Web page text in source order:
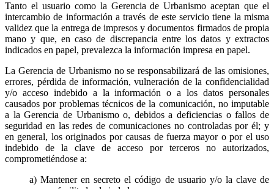
Tanto el usuario como la Gerencia de Urbanismo aceptan que el
intercambio de información a través de este servicio tiene la misma
validez que la entrega de impresos y documentos firmados de propia
mano y que, en caso de discrepancia entre los datos y extractos
indicados en papel, prevalezca la información impresa en papel.
La Gerencia de Urbanismo no se responsabilizará de las omisiones,
errores, pérdida de información, vulneración de la confidencialidad
y/o acceso indebido a la información o a los datos personales
causados por problemas técnicos de la comunicación, no imputable
a la Gerencia de Urbanismo o, debidos a deficiencias o fallos de
seguridad en las redes de comunicaciones no controladas por él; y
en general, los originados por causas de fuerza mayor o por el uso
indebido de la clave de acceso por terceros no autorizados,
comprometiéndose a:
a) Mantener en secreto el código de usuario y/o la clave de